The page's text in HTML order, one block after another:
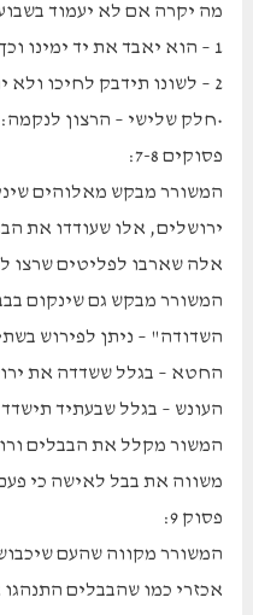
מה יקרה אם לא יעמוד
1 – הוא יאבד את יד ימינו וכך יאבד מחוזקו.
2 – לשונו תידבק לחיכו ולא יוכל לשיר או לנגן.
•חלק שלישי – הרצון לנקמה:
פסוקים 7-8:
המשורר מבקש מאלוהים
ירושלים, אלו שעודדו את
אלה שארבו לפליטים שרצו
המשורר מבקש גם שינקום
השדודה" – ניתן לפירוש
החטא – בגלל ששדדה את
העונש – בגלל שבעתיד
המשור מקלל את הבבלים
משווה את בבל לאישה כי
פסוק 9:
המשורר מקווה שהעם
אכזרי כמו שהבבלים